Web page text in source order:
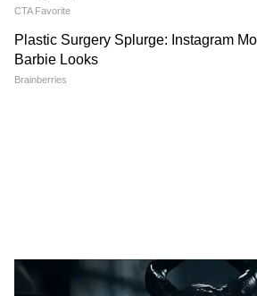
रही है वो और कोई नहीं बल्कि
साउथ फिल्म इंडस्ट्री की एक
कन्नड़, तेलुगु और तमिल फिल्मों में